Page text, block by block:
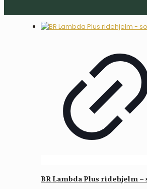
BR Lambda Plus ridehjelm –